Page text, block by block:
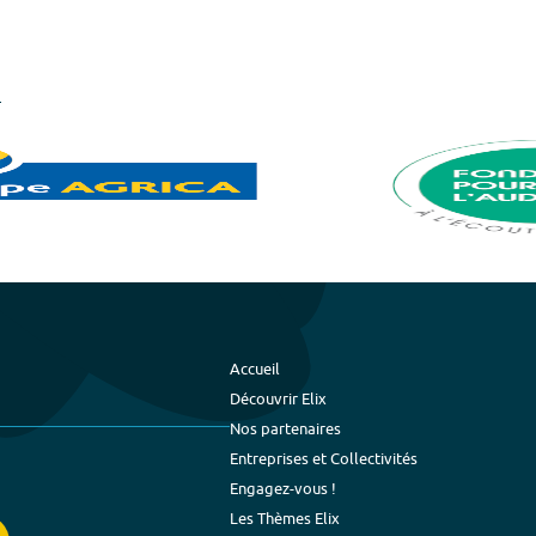
Accueil
Découvrir Elix
Nos partenaires
Entreprises et Collectivités
Engagez-vous !
Les Thèmes Elix